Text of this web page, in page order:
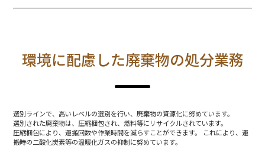
環境に配慮した廃棄物の処分業務
選別ラインで、高いレベルの選別を行い、廃棄物の資源化に努めています。
選別された廃棄物は、圧縮梱包され、燃料等にリサイクルされています。
圧縮梱包により、運搬回数や作業時間を減らすことができます。 これにより、運
搬時の二酸化炭素等の温暖化ガスの抑制に努めています。